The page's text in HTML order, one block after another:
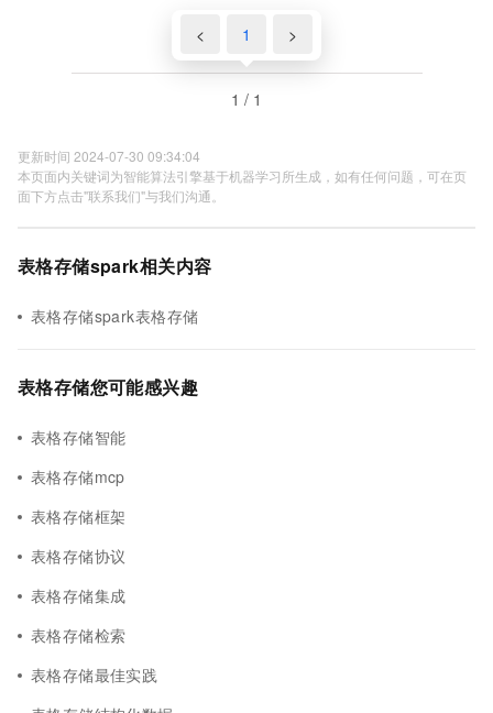
< 1 >
1 / 1
更新时间 2024-07-30 09:34:04
本页面内关键词为智能算法引擎基于机器学习所生成，如有任何问题，可在页
面下方点击"联系我们"与我们沟通。
表格存储spark相关内容
表格存储spark表格存储
表格存储您可能感兴趣
表格存储智能
表格存储mcp
表格存储框架
表格存储协议
表格存储集成
表格存储检索
表格存储最佳实践